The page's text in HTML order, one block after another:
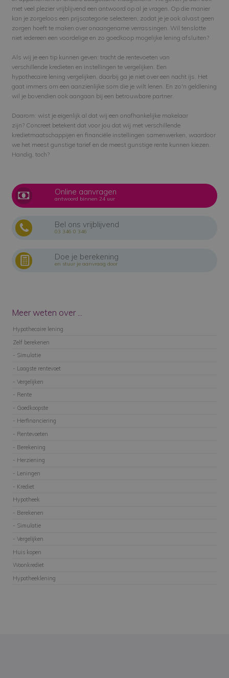
met veel plezier vrijblijvend een antwoord op al je vragen. Op die manier
kan je zorgeloos een prijscategorie selecteren , zodat je je ook alvast geen
zorgen hoeft te maken over onaangename verrassingen. Wil tenslotte
niet iedereen een voordelige en zo goedkoop mogelijke lening afsluiten?
Als wij je een tip kunnen geven: tracht de rentevoeten van
verschillende kredieten en instellingen te vergelijken. Een
hypothecaire lening vergelijken , daarbij ga je niet over een nacht ijs. Het
gaat immers om een aanzienlijke som die je wilt lenen . En zo'n geldlening
wil je bovendien ook aangaan bij een betrouwbare partner.
Daarom: wist je eigenlijk al dat wij een onafhankelijke makelaar
zijn? Concreet betekent dat voor jou dat wij met verschillende
kredietmaatschappijen en financiële instellingen samenwerken, waardoor
we het meest gunstige tarief en de meest gunstige rente kunnen kiezen.
Handig, toch?
Online aanvragen
antwoord binnen 24 uur
Bel ons vrijblijvend
03 346 0 346
Doe je berekening
en stuur je aanvraag door
Meer weten over ...
Hypothecaire lening
Zelf berekenen
- Simulatie
- Laagste rentevoet
- Vergelijken
- Rente
- Goedkoopste
- Herfinanciering
- Rentevoeten
- Berekening
- Herziening
- Leningen
- Krediet
Hypotheek
- Berekenen
- Simulatie
- Vergelijken
Huis kopen
Woonkrediet
Hypotheeklening